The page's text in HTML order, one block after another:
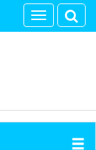
Toggle
navigation